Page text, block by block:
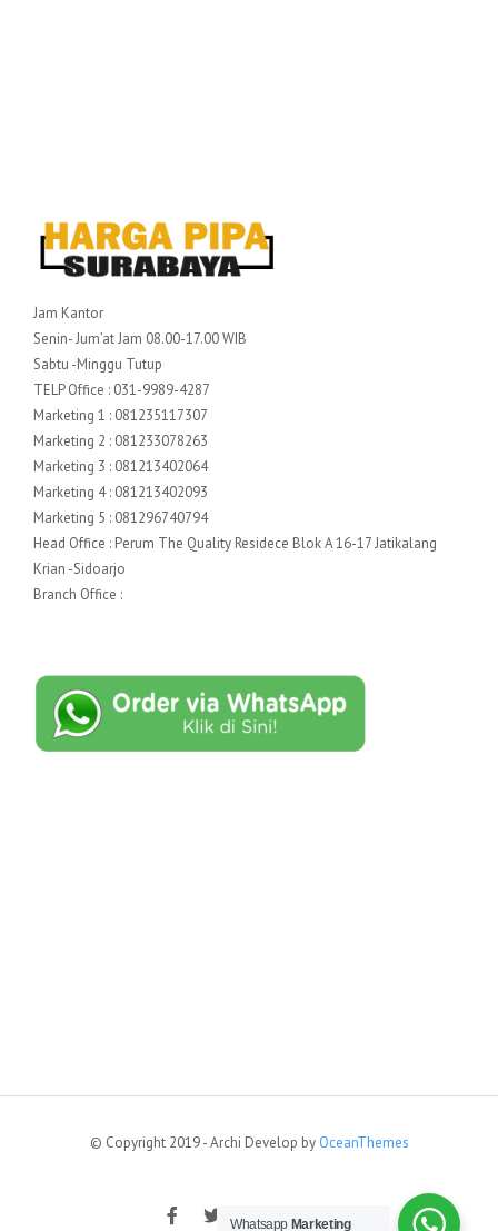
Jam Kantor
Senin- Jum’at Jam 08.00-17.00 WIB
Sabtu -Minggu Tutup
TELP Office : 031-9989-4287
Marketing 1 : 081235117307
Marketing 2 : 081233078263
Marketing 3 : 081213402064
Marketing 4 : 081213402093
Marketing 5 : 081296740794
Head Office : Perum The Quality Residece Blok A 16-17 Jatikalang
Krian -Sidoarjo
Branch Office :
© Copyright 2019 - Archi Develop by OceanThemes
Whatsapp Marketing